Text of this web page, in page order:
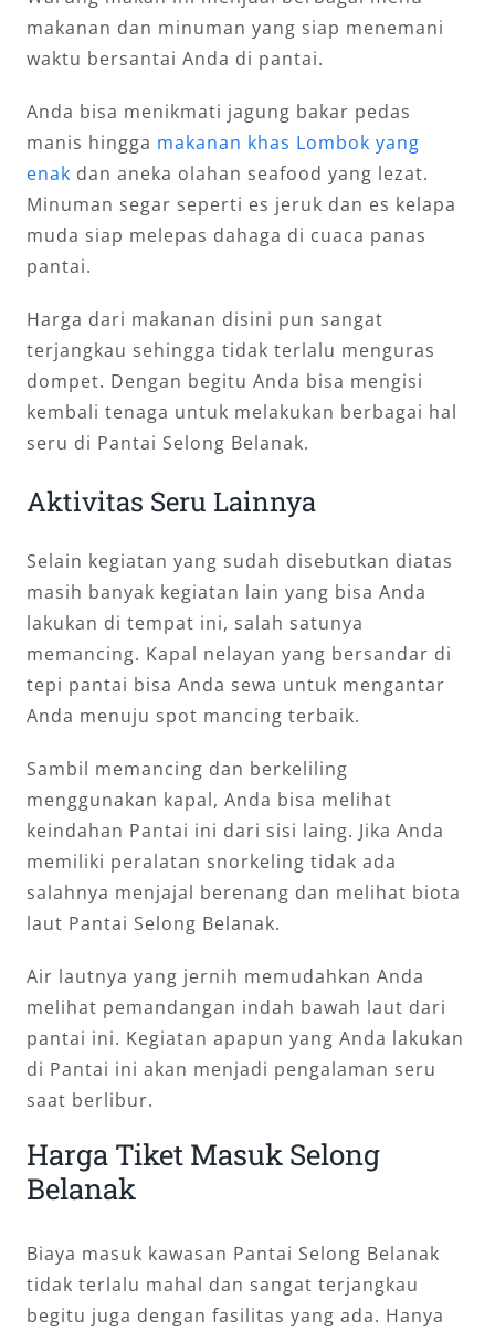
makanan dan minuman yang siap menemani
waktu bersantai Anda di pantai.
Anda bisa menikmati jagung bakar pedas
manis hingga makanan khas Lombok yang
enak dan aneka olahan seafood yang lezat.
Minuman segar seperti es jeruk dan es kelapa
muda siap melepas dahaga di cuaca panas
pantai.
Harga dari makanan disini pun sangat
terjangkau sehingga tidak terlalu menguras
dompet. Dengan begitu Anda bisa mengisi
kembali tenaga untuk melakukan berbagai hal
seru di Pantai Selong Belanak.
Aktivitas Seru Lainnya
Selain kegiatan yang sudah disebutkan diatas
masih banyak kegiatan lain yang bisa Anda
lakukan di tempat ini, salah satunya
memancing. Kapal nelayan yang bersandar di
tepi pantai bisa Anda sewa untuk mengantar
Anda menuju spot mancing terbaik.
Sambil memancing dan berkeliling
menggunakan kapal, Anda bisa melihat
keindahan Pantai ini dari sisi laing. Jika Anda
memiliki peralatan snorkeling tidak ada
salahnya menjajal berenang dan melihat biota
laut Pantai Selong Belanak.
Air lautnya yang jernih memudahkan Anda
melihat pemandangan indah bawah laut dari
pantai ini. Kegiatan apapun yang Anda lakukan
di Pantai ini akan menjadi pengalaman seru
saat berlibur.
Harga Tiket Masuk Selong
Belanak
Biaya masuk kawasan Pantai Selong Belanak
tidak terlalu mahal dan sangat terjangkau
begitu juga dengan fasilitas yang ada. Hanya